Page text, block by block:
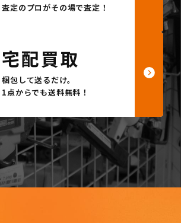
査定のプロがその場で査定！
宅配買取
梱包して送るだけ。
1点からでも送料無料！